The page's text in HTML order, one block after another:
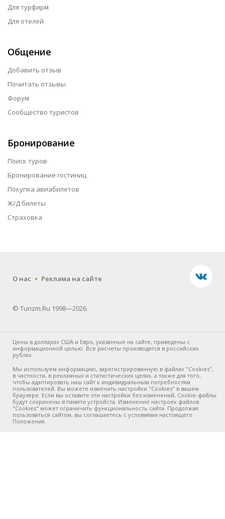
Для турфирм
Для отелей
Общение
Добавить отзыв
Почитать отзывы
Форум
Сообщество туристов
Бронирование
Поиск туров
Бронирование гостиниц
Покупка авиабилетов
Ж/Д билеты
Страховка
О нас . Реклама на сайте
© Turizm.Ru 1998—2026.
Цены в долларах США и Евро, указанные на сайте, приведены с
информационной целью. Все расчеты производятся в российских
рублях.
Мы используем информацию, зарегистрированную в файлах "Cookies",
в частности, в рекламных и статистических целях, а также для того,
чтобы адаптировать наш сайт к индивидуальным потребностям
пользователей. Вы можете изменить настройки "Cookies" в вашем
браузере. Если вы оставите эти настройки без изменений, Cookie-файлы
будут сохранены в памяти устройста. Изменение настроек файлов
"Cookies" может ограничить функциональность сайта. Продолжая
пользоваться сайтом, вы соглашаетесь с условиями настоящего
Положения.